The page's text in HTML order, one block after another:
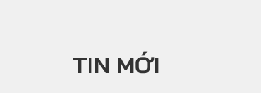
TIN MỚI